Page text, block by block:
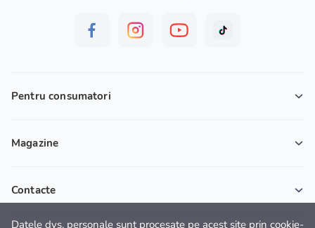
Pentru consumatori
Magazine
Contacte
Datele dvs. personale sunt procesate pe acest site prin cookie-